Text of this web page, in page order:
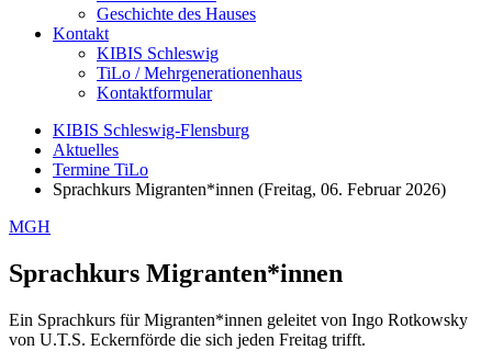
Geschichte des Hauses
Kontakt
KIBIS Schleswig
TiLo / Mehrgenerationenhaus
Kontaktformular
KIBIS Schleswig-Flensburg
Aktuelles
Termine TiLo
Sprachkurs Migranten*innen (Freitag, 06. Februar 2026)
MGH
Sprachkurs Migranten*innen
Ein Sprachkurs für Migranten*innen geleitet von Ingo Rotkowsky
von U.T.S. Eckernförde die sich jeden Freitag trifft.